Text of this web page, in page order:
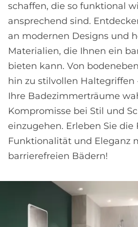
schaffen, die so funktional
ansprechend sind.
an modernen Designs und
Materialien, die Ihnen ein
bieten kann. Von
hin zu stilvollen Haltegriffen
Ihre Badezimmerträume
Kompromisse bei Stil und
einzugehen. Erleben Sie die
Funktionalität und Eleganz
barrierefreien Bädern!